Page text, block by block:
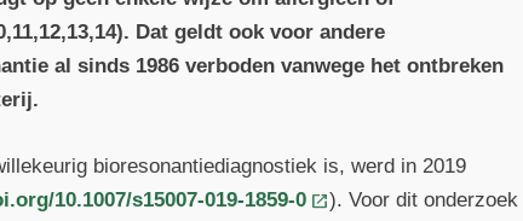
Dat geldt ook voor andere
al sinds 1986 verboden vanwege het ontbreken
bioresonantie­diagnostiek is, werd in 2019
10.1007/s15007-019-1859-0
). Voor dit onderzoek